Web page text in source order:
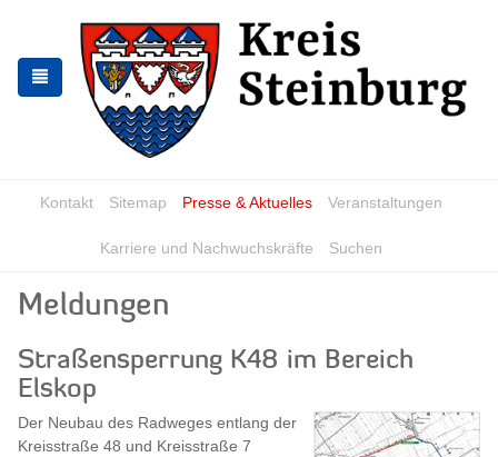
springen
springen
Kontakt Sitemap Presse & Aktuelles Veranstaltungen
Karriere und Nachwuchskräfte Suchen
Meldungen
Straßensperrung K48 im Bereich
Elskop
Der Neubau des Radweges entlang der
Kreisstraße 48 und Kreisstraße 7